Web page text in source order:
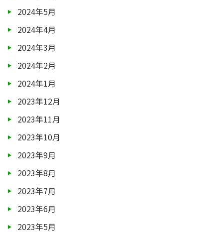
2024年5月
2024年4月
2024年3月
2024年2月
2024年1月
2023年12月
2023年11月
2023年10月
2023年9月
2023年8月
2023年7月
2023年6月
2023年5月